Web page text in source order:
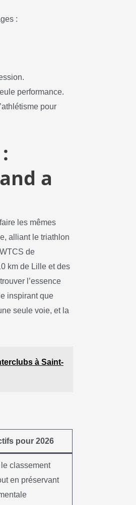
:
performance.
pour
a
les mêmes
alliant le triathlon
de
km de Lille et des
l’essence
inspirant que
seule voie, et la
à Saint-
pour 2026
classement
en préservant